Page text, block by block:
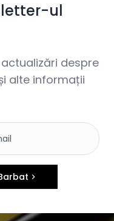
ul
despre
alte informații